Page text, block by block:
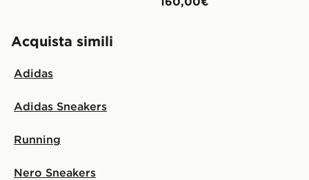
Acquista simili
Adidas
Adidas Sneakers
Running
Nero Sneakers